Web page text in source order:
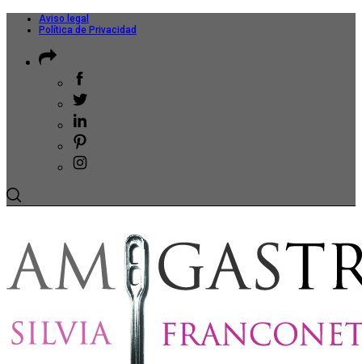
Aviso legal
Política de Privacidad